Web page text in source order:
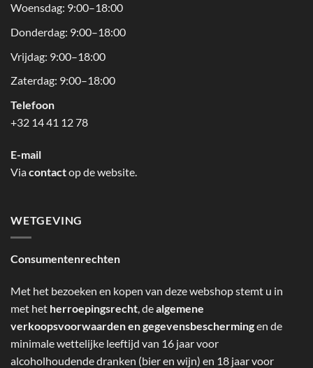
Woensdag: 9:00–18:00
Donderdag: 9:00–18:00
Vrijdag: 9:00–18:00
Zaterdag: 9:00–18:00
Telefoon
+32 14 41 12 78
E-mail
Viacontactop de website.
WETGEVING
Consumentenrechten
Met het bezoeken en kopen van deze webshop stemt u in
met het herroepingsrecht , dealgemene
verkoopsvoorwaarden en gegevensbeschermingen de
minimale wettelijke leeftijd van 16 jaar voor
alcoholhoudende dranken (bier en wijn) en 18 jaar voor